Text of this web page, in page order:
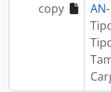
copy